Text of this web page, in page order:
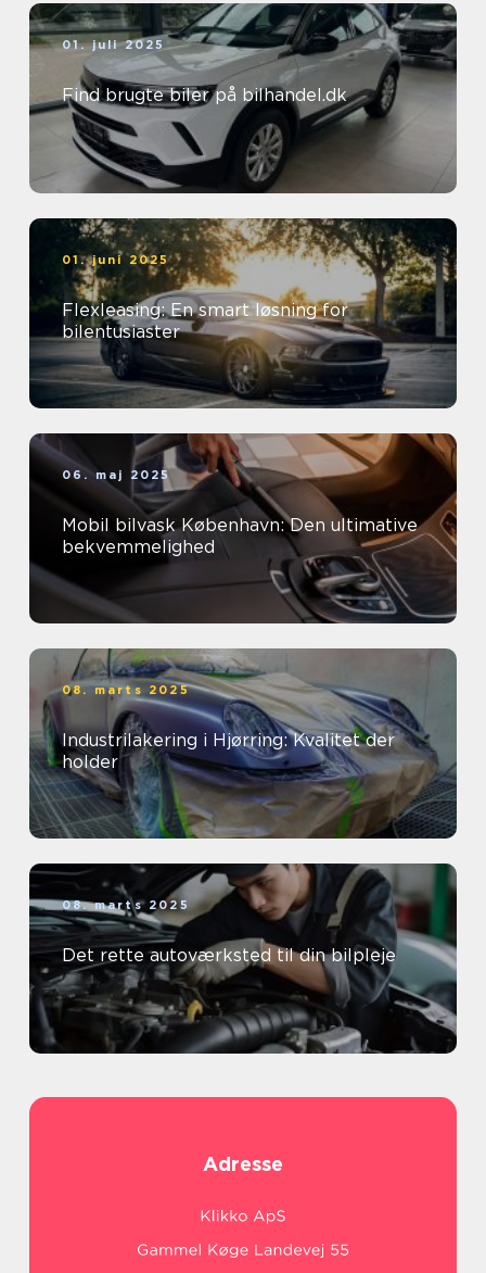
01. juli 2025
Find brugte biler på bilhandel.dk
01. juni 2025
Flexleasing: En smart løsning for
bilentusiaster
06. maj 2025
Mobil bilvask København: Den ultimative
bekvemmelighed
08. marts 2025
Industrilakering i Hjørring: Kvalitet der
holder
08. marts 2025
Det rette autoværksted til din bilpleje
Adresse